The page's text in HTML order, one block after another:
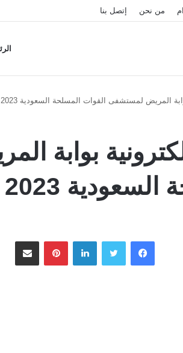
من نحن إتصل بنا
المريض لمستشفى القوات المسلحة السعودية 2023
بوابة
2023
فيسبوك تويتر لينكدإن بينتيريستمشاركة عبر البريد